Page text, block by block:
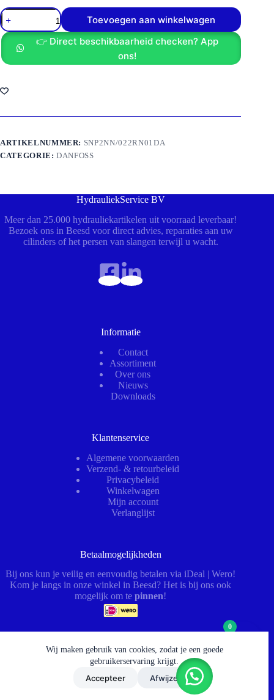
Wij maken gebruik van cookies, zodat je een goede
gebruikerservaring krijgt.
Accepteer Afwijzen
Tandwielpomp
SNP2
/
111.20.463.00
Danfoss
NP
Toevoegen aan winkelwagen
👉 Direct beschikbaarheid checken? App
ons!
ARTIKELNUMMER: SNP2NN/022RN01DA
CATEGORIE:DANFOSS
HydrauliekService BV
Meer dan 25.000 hydrauliekartikelen uit voorraad leverbaar!
Bezoek ons in Beesd voor direct advies, reparaties aan uw
cilinders of het persen van slangen terwijl u wacht.
Informatie
Contact
Assortiment
Over ons
Nieuws
Downloads
Klantenservice
Algemene voorwaarden
Verzend- & retourbeleid
Privacybeleid
Winkelwagen
Mijn account
Verlanglijst
Betaalmogelijkheden
Bij ons kun je veilig en eenvoudig betalen via iDeal | Wero!
Kom je langs in onze winkel in Beesd? Het is bij ons ook
mogelijk om tepinnen!
Openingstijden
08:00–12:30 & 13:00–17:00 (afhaal tot 17:30)
09:00–12:00 (werkplaats gesloten)
© 2026 - HydrauliekService BV
0